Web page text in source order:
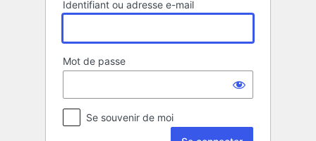
Identifiant ou adresse e-mail
Mot de passe
Se souvenir de moi